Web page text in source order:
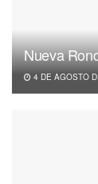
Nueva
4 DE AGOSTO